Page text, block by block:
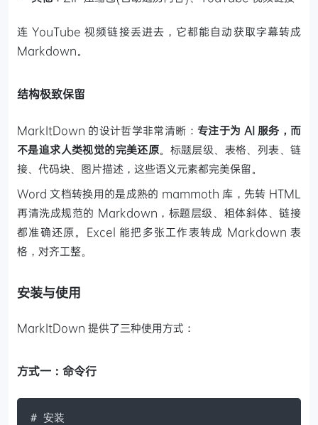
连 YouTube 视频链接丢进去，它都能自动获取字幕转成
Markdown。
结构极致保留
MarkItDown 的设计哲学非常清晰： 专注于为 AI 服务，而
不是追求人类视觉的完美还原。标题层级、表格、列表、链
接、代码块、图片描述，这些语义元素都完美保留。
Word 文档转换用的是成熟的 mammoth 库，先转 HTML
再清洗成规范的 Markdown，标题层级、粗体斜体、链接
都准确还原。Excel 能把多张工作表转成 Markdown 表
格，对齐工整。
安装与使用
MarkItDown 提供了三种使用方式：
方式一：命令行
# 安装